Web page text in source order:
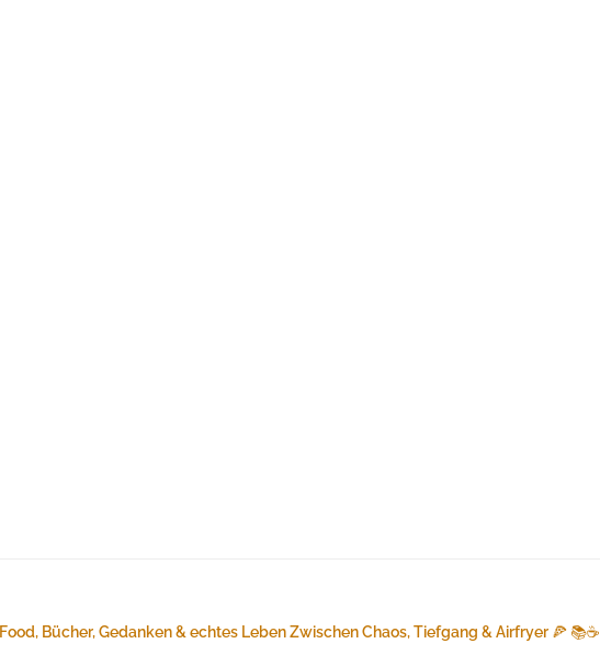
Food, Bücher, Gedanken & echtes LebenZwischen Chaos, Tiefgang & Airfryer 🍕 📚☕️